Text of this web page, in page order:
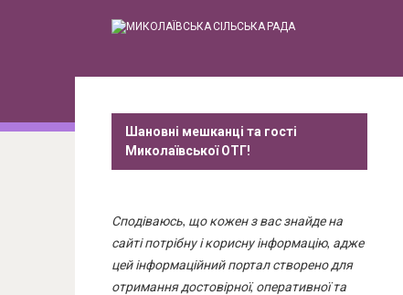
Шановні мешканці та гості
Миколаївської ОТГ!
Сподіваюсь, що кожен з вас знайде на
сайті потрібну і корисну інформацію, адже
цей інформаційний портал створено для
отримання достовірної, оперативної та